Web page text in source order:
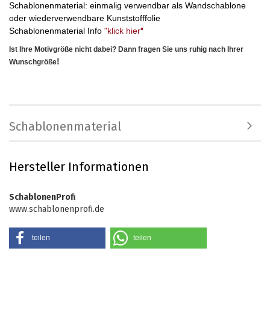
Schablonenmaterial: einmalig verwendbar als Wandschablone
oder wiederverwendbare Kunststofffolie
Schablonenmaterial Info "klick hier"
Ist Ihre Motivgröße nicht dabei? Dann fragen Sie uns ruhig nach Ihrer
Wunschgröße!
Schablonenmaterial
Hersteller Informationen
SchablonenProfi
www.schablonenprofi.de
teilen teilen